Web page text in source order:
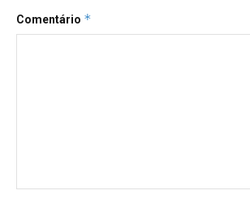
Comentário *